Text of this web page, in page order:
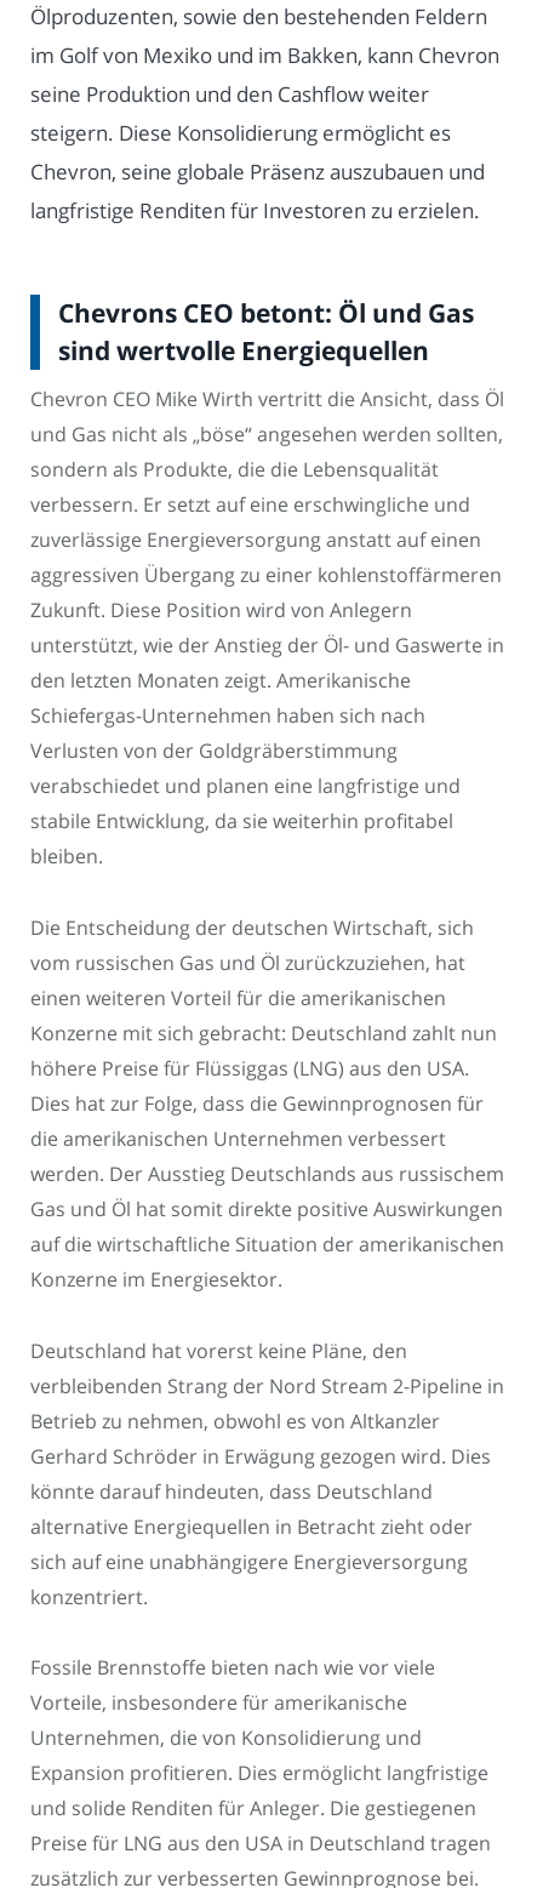
Ölproduzenten, sowie den bestehenden Feldern
im Golf von Mexiko und im Bakken, kann Chevron
seine Produktion und den Cashflow weiter
steigern. Diese Konsolidierung ermöglicht es
Chevron, seine globale Präsenz auszubauen und
langfristige Renditen für Investoren zu erzielen.
Chevrons CEO betont: Öl und Gas
sind wertvolle Energiequellen
Chevron CEO Mike Wirth vertritt die Ansicht, dass Öl
und Gas nicht als „böse“ angesehen werden sollten,
sondern als Produkte, die die Lebensqualität
verbessern. Er setzt auf eine erschwingliche und
zuverlässige Energieversorgung anstatt auf einen
aggressiven Übergang zu einer kohlenstoffärmeren
Zukunft. Diese Position wird von Anlegern
unterstützt, wie der Anstieg der Öl- und Gaswerte in
den letzten Monaten zeigt. Amerikanische
Schiefergas-Unternehmen haben sich nach
Verlusten von der Goldgräberstimmung
verabschiedet und planen eine langfristige und
stabile Entwicklung, da sie weiterhin profitabel
bleiben.
Die Entscheidung der deutschen Wirtschaft, sich
vom russischen Gas und Öl zurückzuziehen, hat
einen weiteren Vorteil für die amerikanischen
Konzerne mit sich gebracht: Deutschland zahlt nun
höhere Preise für Flüssiggas (LNG) aus den USA.
Dies hat zur Folge, dass die Gewinnprognosen für
die amerikanischen Unternehmen verbessert
werden. Der Ausstieg Deutschlands aus russischem
Gas und Öl hat somit direkte positive Auswirkungen
auf die wirtschaftliche Situation der amerikanischen
Konzerne im Energiesektor.
Deutschland hat vorerst keine Pläne, den
verbleibenden Strang der Nord Stream 2-Pipeline in
Betrieb zu nehmen, obwohl es von Altkanzler
Gerhard Schröder in Erwägung gezogen wird. Dies
könnte darauf hindeuten, dass Deutschland
alternative Energiequellen in Betracht zieht oder
sich auf eine unabhängigere Energieversorgung
konzentriert.
Fossile Brennstoffe bieten nach wie vor viele
Vorteile, insbesondere für amerikanische
Unternehmen, die von Konsolidierung und
Expansion profitieren. Dies ermöglicht langfristige
und solide Renditen für Anleger. Die gestiegenen
Preise für LNG aus den USA in Deutschland tragen
zusätzlich zur verbesserten Gewinnprognose bei.